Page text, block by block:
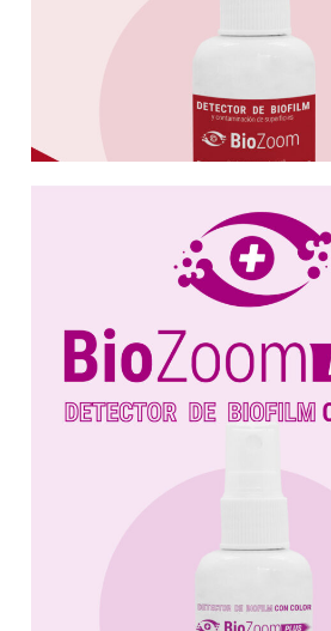
BioZoom+ |
Biofilm
Solución innovadora para la
biofilms y contaminación en
Diseñada para